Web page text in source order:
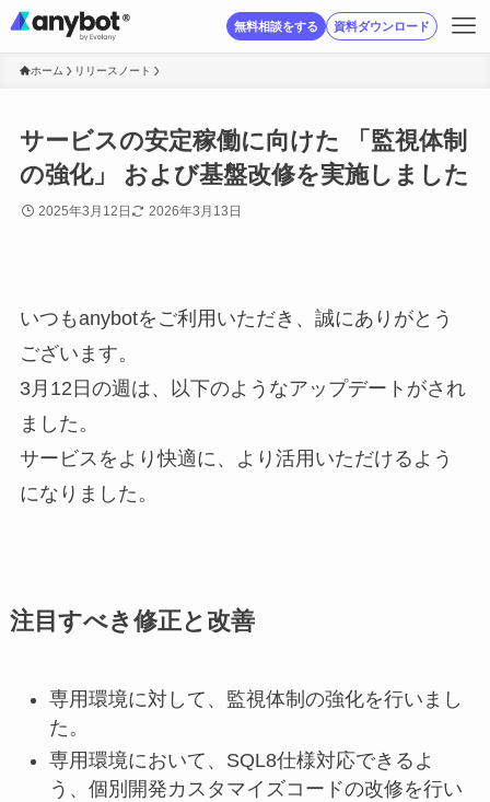
無料相談をする 資料ダウンロード
ホーム リリースノート
サービスの安定稼働に向けた 「監視体制
の強化」 および基盤改修を実施しました
2025年3月12日 2026年3月13日
いつもanybotをご利用いただき、誠にありがとう
ございます。
3月12日の週は、以下のようなアップデートがされ
ました。
サービスをより快適に、より活用いただけるよう
になりました。
注目すべき修正と改善
専用環境に対して、監視体制の強化を行いまし
た。
専用環境において、SQL8仕様対応できるよ
う、個別開発カスタマイズコードの改修を行い